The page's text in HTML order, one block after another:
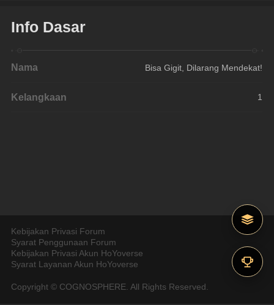
Info Dasar
Nama Bisa Gigit, Dilarang Mendekat!
Kelangkaan 1
Kebijakan Privasi Forum
Syarat Penggunaan Forum
Kebijakan Privasi Akun HoYoverse
Syarat Layanan Akun HoYoverse
Copyright © COGNOSPHERE. All Rights Reserved.